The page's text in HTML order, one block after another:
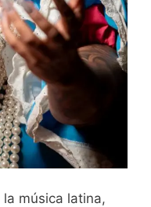
música latina,